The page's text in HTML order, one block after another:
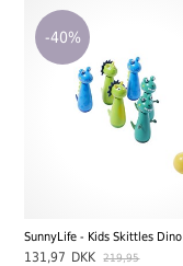
-40%
SunnyLife - Kids Skittles Dino
131,97 DKK 219,95